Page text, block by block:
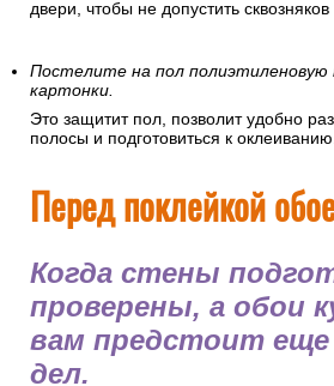
двери, чтобы не допустить
Постелите на пол полиэтиленовую
картонки.
Это защитит пол, позволит удобно
полосы и подготовиться к
Перед поклейкой
Когда стены
проверены, а обои
вам предстоит еще
дел.